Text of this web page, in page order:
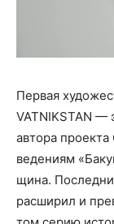
Пер­вая
VATNIKSTAN —
авто­ра
ве­де­ни­ям
щи­на.
рас­ши­рил и